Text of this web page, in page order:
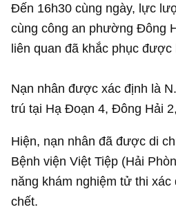
Đến 16h30 cùng ngày, lực
cùng công an phường Đông
liên quan đã khắc phục được
Nạn nhân được xác định là
trú tại Hạ Đoạn 4, Đông Hải
Hiện, nạn nhân đã được di
Bệnh viện Việt Tiệp (Hải
năng khám nghiệm tử thi xác
chết.